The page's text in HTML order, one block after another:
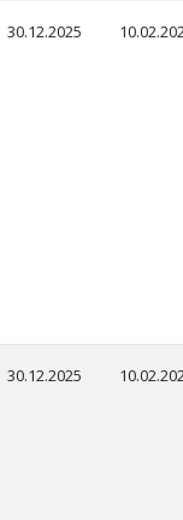
30.12.2025
30.12.2025